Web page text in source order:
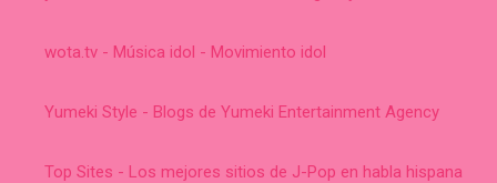
wota.tv - Música idol - Movimiento idol
Yumeki Style - Blogs de Yumeki Entertainment Agency
Top Sites - Los mejores sitios de J-Pop en habla hispana